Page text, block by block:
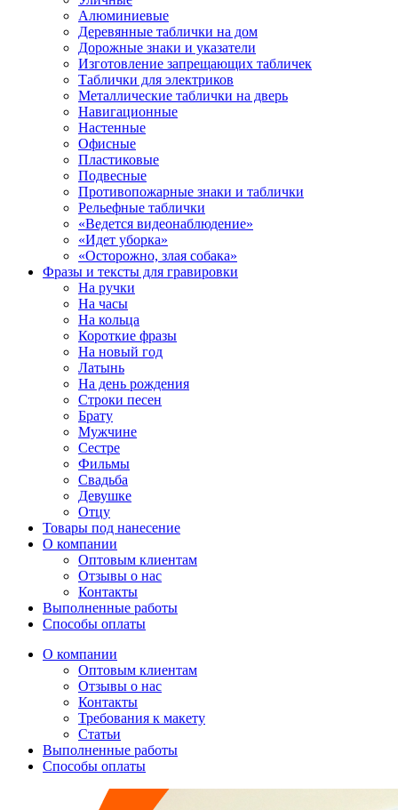
Алюминиевые
Деревянные таблички на дом
Дорожные знаки и указатели
Изготовление запрещающих табличек
Таблички для электриков
Металлические таблички на дверь
Навигационные
Настенные
Офисные
Пластиковые
Подвесные
Противопожарные знаки и таблички
Рельефные таблички
«Ведется видеонаблюдение»
«Идет уборка»
«Осторожно, злая собака»
Фразы и тексты для гравировки
На ручки
На часы
На кольца
Короткие фразы
На новый год
Латынь
На день рождения
Строки песен
Брату
Мужчине
Сестре
Фильмы
Свадьба
Девушке
Отцу
Товары под нанесение
О компании
Оптовым клиентам
Отзывы о нас
Контакты
Выполненные работы
Способы оплаты
О компании
Оптовым клиентам
Отзывы о нас
Контакты
Требования к макету
Статьи
Выполненные работы
Способы оплаты